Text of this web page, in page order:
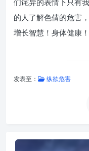
们诧异的表情下只有
的人了解色倩的危害
增长智慧！身体健康
发表至： 纵欲危害